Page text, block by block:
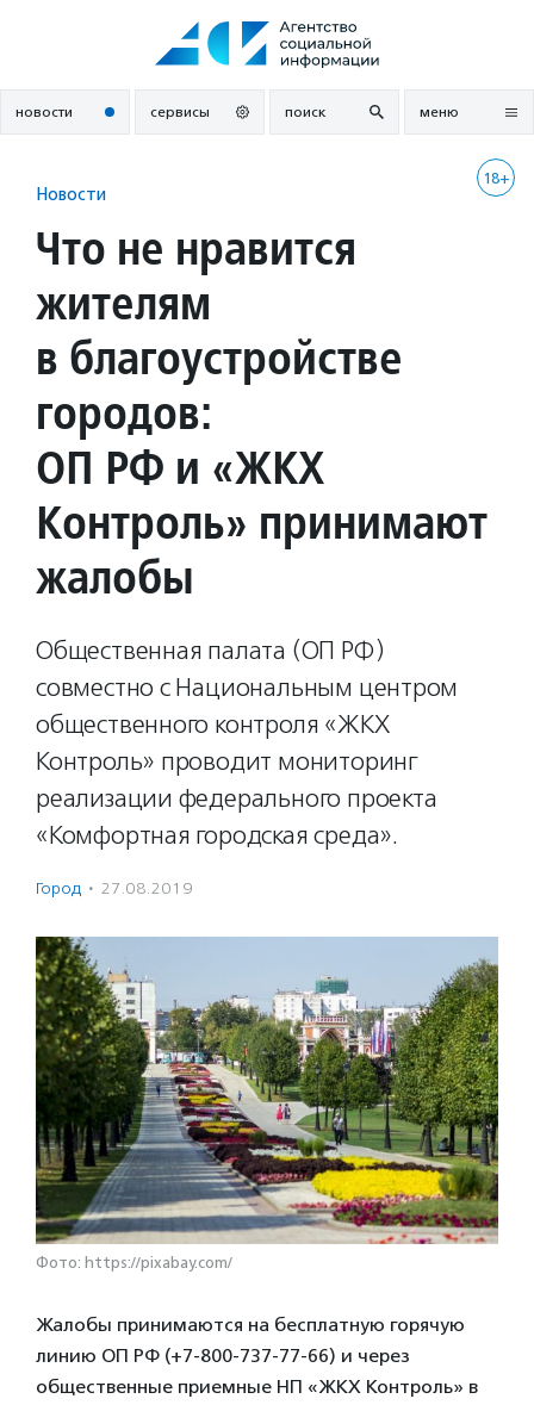
новости сервисы поиск меню
18+
Новости
Что не нравится
жителям
в благоустройстве
городов:
ОП РФ и «ЖКХ
Контроль» принимают
жалобы
Общественная палата (ОП РФ)
совместно с Национальным центром
общественного контроля «ЖКХ
Контроль» проводит мониторинг
реализации федерального проекта
«Комфортная городская среда».
Город · 27.08.2019
Фото: https://pixabay.com/
Жалобы принимаются на бесплатную горячую
линию ОП РФ (+7-800-737-77-66) и через
общественные приемные НП «ЖКХ Контроль» в